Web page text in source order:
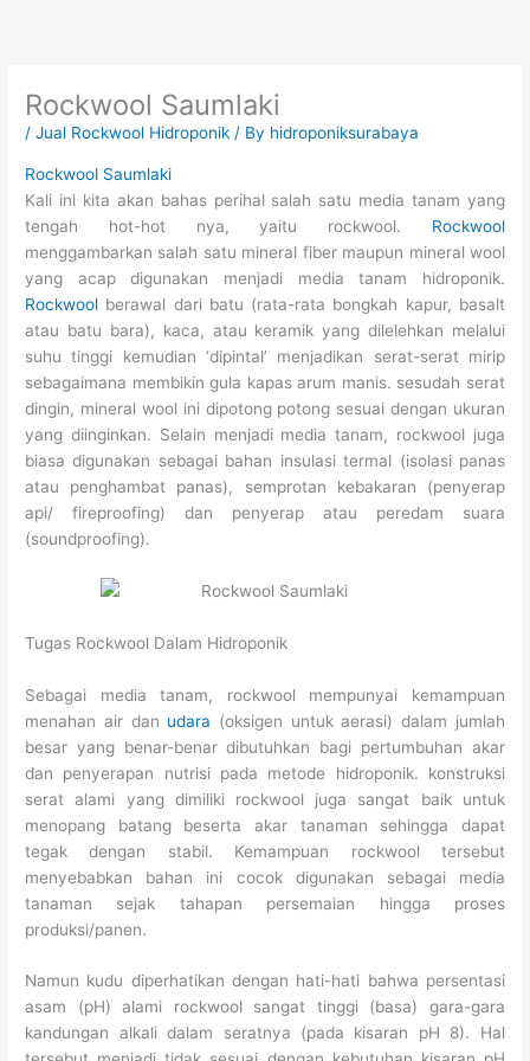
Rockwool Saumlaki
/Jual Rockwool Hidroponik / By hidroponiksurabaya
Rockwool Saumlaki
Kali ini kita akan bahas perihal salah satu media tanam yang
tengah hot-hot nya, yaitu rockwool. Rockwool
menggambarkan salah satu mineral fiber maupun mineral wool
yang acap digunakan menjadi media tanam hidroponik.
Rockwool berawal dari batu (rata-rata bongkah kapur, basalt
atau batu bara), kaca, atau keramik yang dilelehkan melalui
suhu tinggi kemudian ‘dipintal’ menjadikan serat-serat mirip
sebagaimana membikin gula kapas arum manis. sesudah serat
dingin, mineral wool ini dipotong potong sesuai dengan ukuran
yang diinginkan. Selain menjadi media tanam, rockwool juga
biasa digunakan sebagai bahan insulasi termal (isolasi panas
atau penghambat panas), semprotan kebakaran (penyerap
api/ fireproofing) dan penyerap atau peredam suara
(soundproofing).
Tugas Rockwool Dalam Hidroponik
Sebagai media tanam, rockwool mempunyai kemampuan
menahan air dan udara (oksigen untuk aerasi) dalam jumlah
besar yang benar-benar dibutuhkan bagi pertumbuhan akar
dan penyerapan nutrisi pada metode hidroponik. konstruksi
serat alami yang dimiliki rockwool juga sangat baik untuk
menopang batang beserta akar tanaman sehingga dapat
tegak dengan stabil. Kemampuan rockwool tersebut
menyebabkan bahan ini cocok digunakan sebagai media
tanaman sejak tahapan persemaian hingga proses
produksi/panen.
Namun kudu diperhatikan dengan hati-hati bahwa persentasi
asam (pH) alami rockwool sangat tinggi (basa) gara-gara
kandungan alkali dalam seratnya (pada kisaran pH 8). Hal